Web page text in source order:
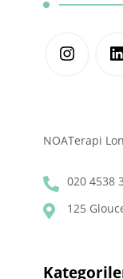
NOATerapi
020 4538
125